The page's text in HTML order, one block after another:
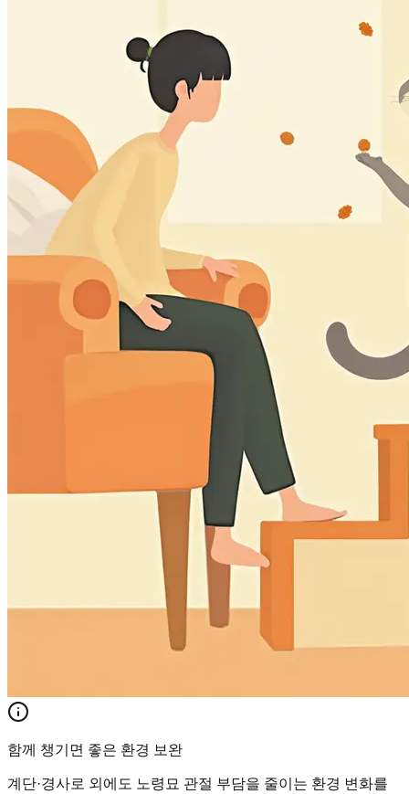
함께 챙기면 좋은 환경 보완
계단·경사로 외에도 노령묘 관절 부담을 줄이는 환경 변화를